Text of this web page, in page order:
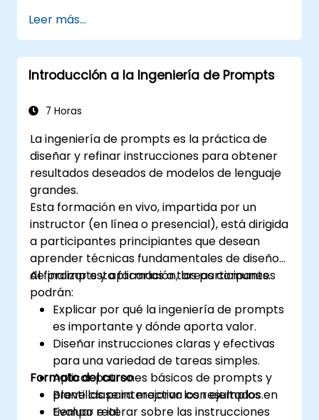
Leer más...
Introducción a la Ingeniería de Prompts
7 Horas
La ingeniería de prompts es la práctica de
diseñar y refinar instrucciones para obtener
resultados deseados de modelos de lenguaje
grandes.
Esta formación en vivo, impartida por un
instructor (en línea o presencial), está dirigida
a participantes principiantes que desean
aprender técnicas fundamentales de diseño
de prompts y aplicarlas a tareas comunes.
Al finalizar esta formación, los participantes
podrán:
Explicar por qué la ingeniería de prompts
es importante y dónde aporta valor.
Diseñar instrucciones claras y efectivas
para una variedad de tareas simples.
Aplicar patrones básicos de prompts y
plantillas para mejorar los resultados.
Evaluar e iterar sobre las instrucciones
Formato del curso
Breve clase interactiva con ejemplos en
tiempo real.